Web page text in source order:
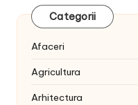
Categorii
Afaceri
Agricultura
Arhitectura